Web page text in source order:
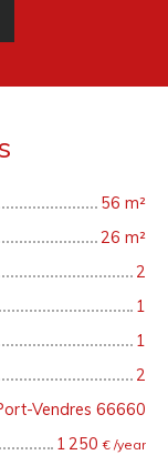
56 m²
26 m²
2
1
1
2
Vendres 66660
1 250€ /year